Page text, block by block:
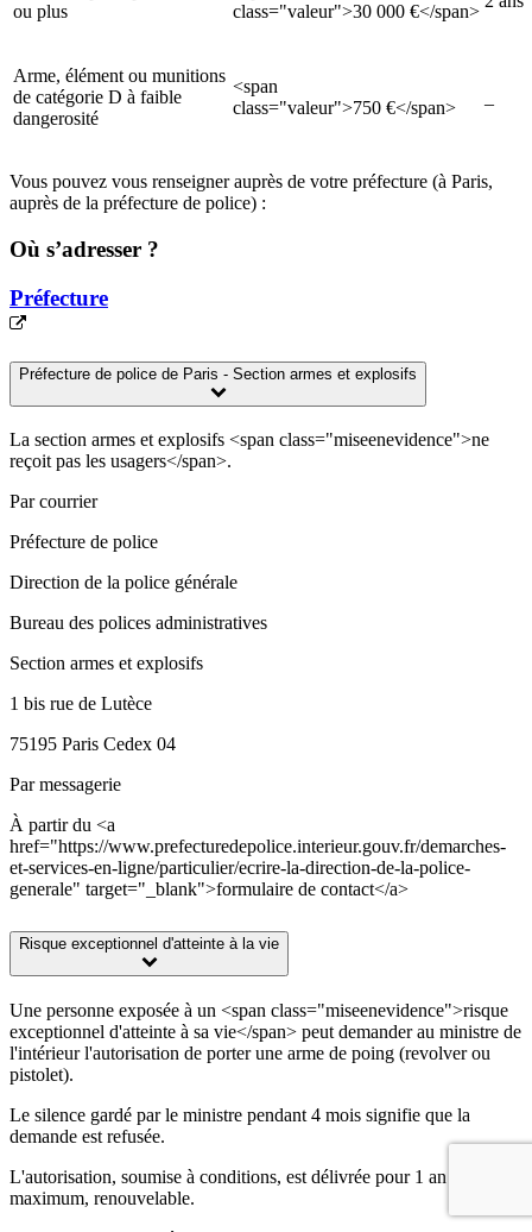
ou plus
class="valeur">30 000 €</span>
Arme, élément ou munitions
de catégorie D à faible
dangerosité
<span
class="valeur">750 €</span>
Vous pouvez vous renseigner auprès de votre préfecture (à Paris,
auprès de la préfecture de police) :
Où s’adresser ?
Préfecture
Préfecture de police de Paris - Section armes et explosifs
La section armes et explosifs <span class="miseenevidence">ne
reçoit pas les usagers</span>.
Par courrier
Préfecture de police
Direction de la police générale
Bureau des polices administratives
Section armes et explosifs
1 bis rue de Lutèce
75195 Paris Cedex 04
Par messagerie
À partir du <a
href="https://www.prefecturedepolice.interieur.gouv.fr/demarches-
et-services-en-ligne/particulier/ecrire-la-direction-de-la-police-
generale" target="_blank">formulaire de contact</a>
Risque exceptionnel d'atteinte à la vie
Une personne exposée à un <span class="miseenevidence">risque
exceptionnel d'atteinte à sa vie</span> peut demander au ministre de
l'intérieur l'autorisation de porter une arme de poing (revolver ou
pistolet).
Le silence gardé par le ministre pendant 4 mois signifie que la
demande est refusée.
L'autorisation, soumise à conditions, est délivrée pour 1 an
maximum, renouvelable.